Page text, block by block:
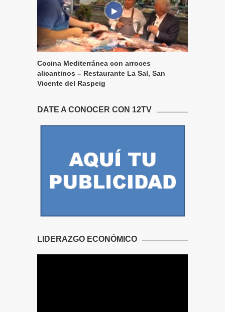
Cocina Mediterránea con arroces
alicantinos – Restaurante La Sal, San
Vicente del Raspeig
DATE A CONOCER CON 12TV
LIDERAZGO ECONÓMICO